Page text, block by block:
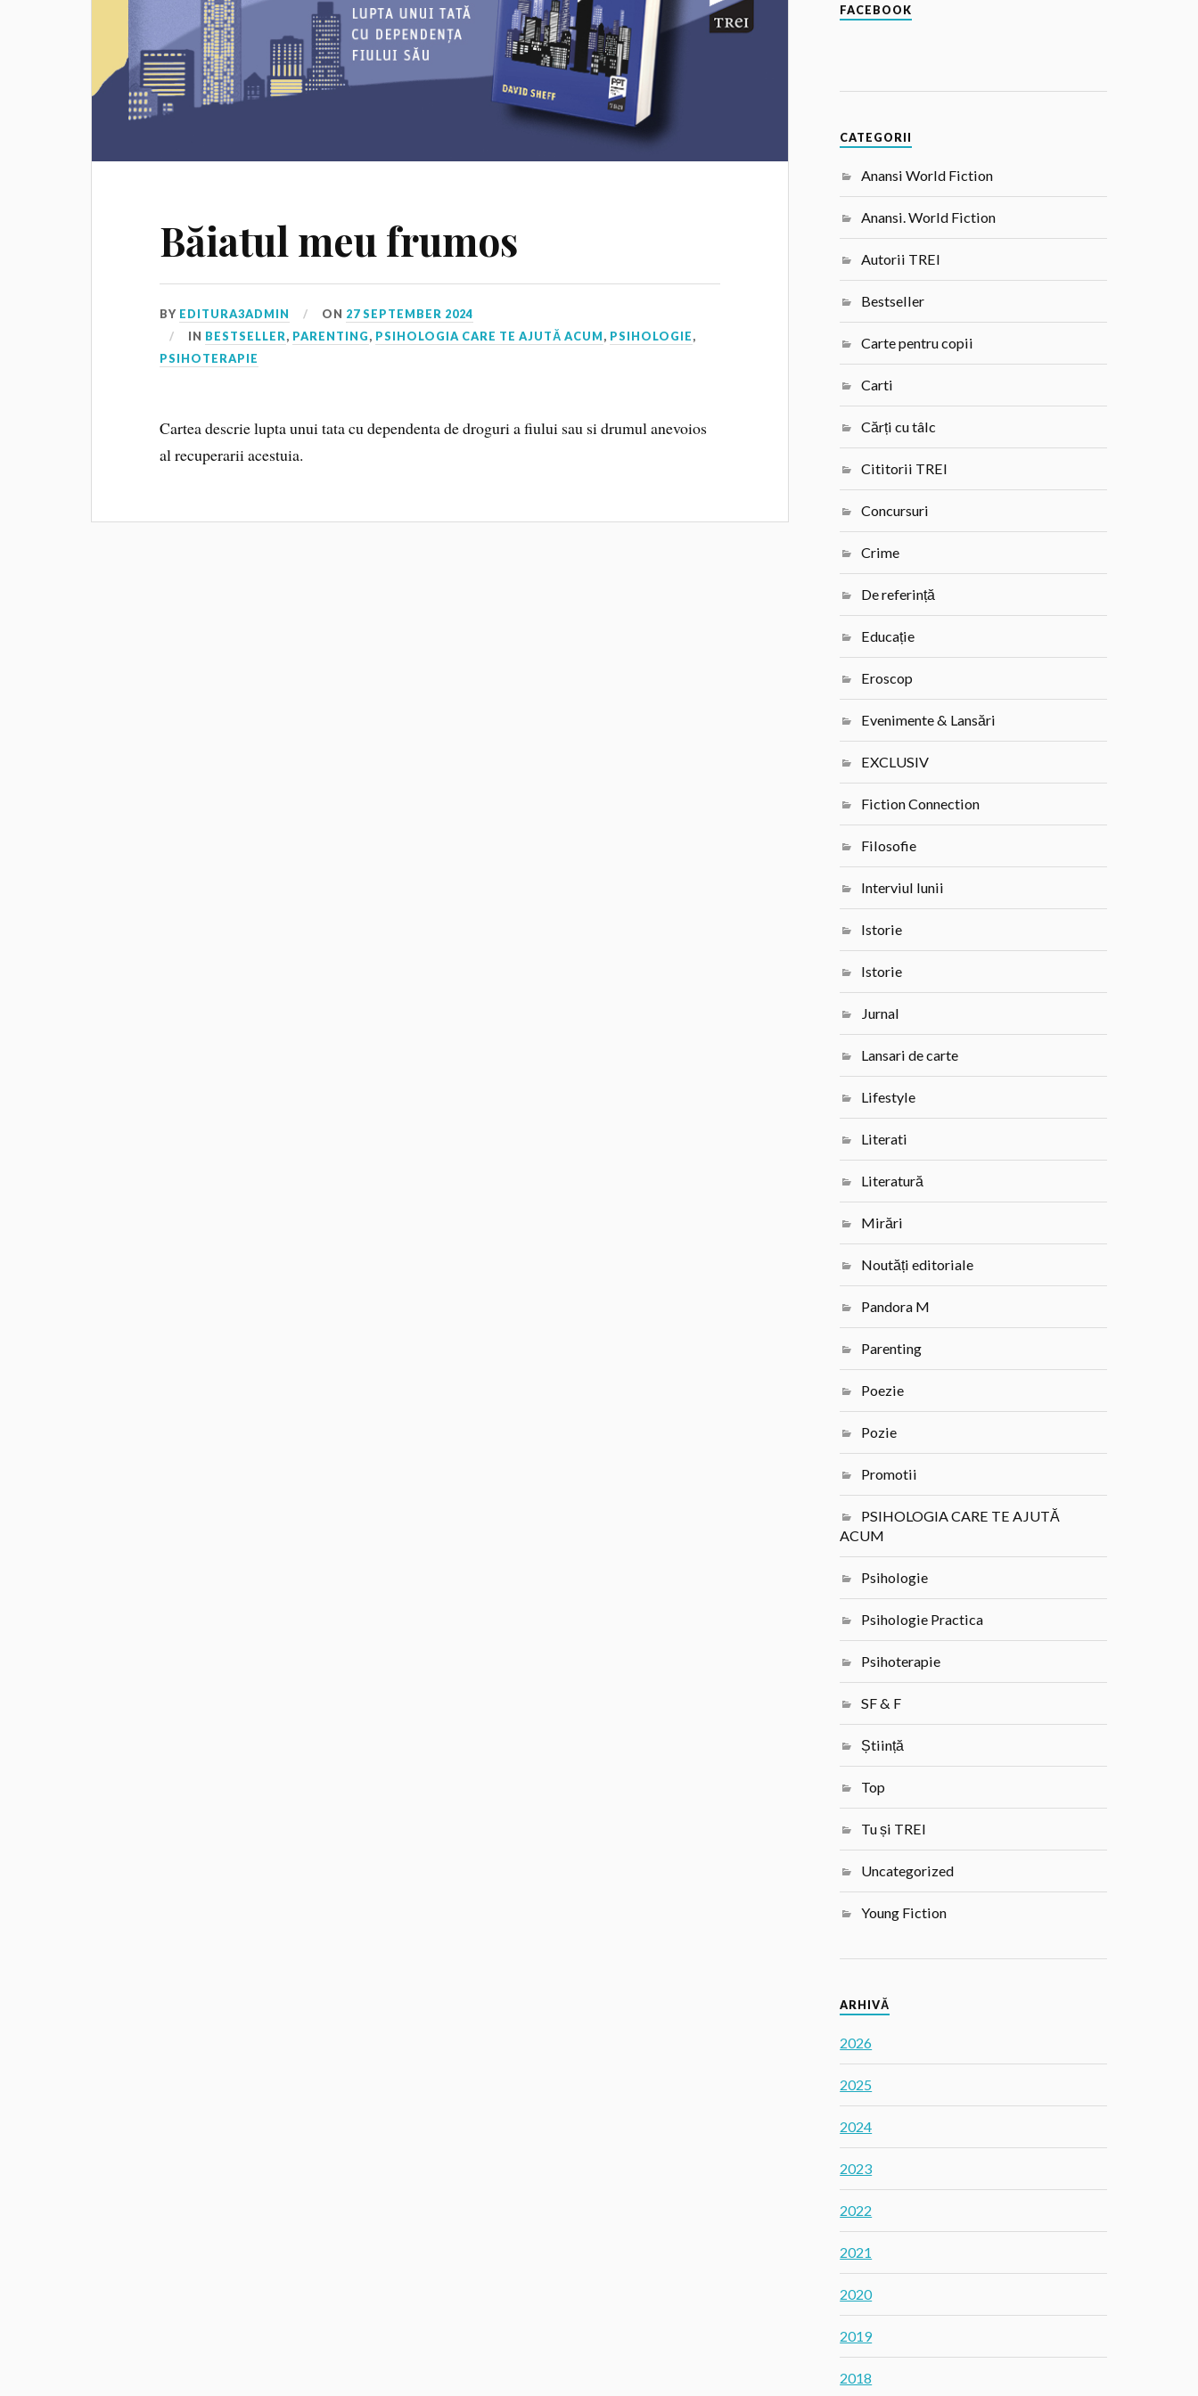
Băiatul meu frumos
BY EDITURA3ADMIN ON 27 SEPTEMBER 2024
IN BESTSELLER, PARENTING, PSIHOLOGIA CARE TE AJUTĂ ACUM, PSIHOLOGIE,
PSIHOTERAPIE
Cartea descrie lupta unui tata cu dependenta de droguri a fiului sau si drumul anevoios
al recuperarii acestuia.
FACEBOOK
CATEGORII
Anansi World Fiction
Anansi. World Fiction
Autorii TREI
Bestseller
Carte pentru copii
Carti
Cărți cu tâlc
Cititorii TREI
Concursuri
Crime
De referință
Educație
Eroscop
Evenimente & Lansări
EXCLUSIV
Fiction Connection
Filosofie
Interviul lunii
Istorie
Istorie
Jurnal
Lansari de carte
Lifestyle
Literati
Literatură
Mirări
Noutăți editoriale
Pandora M
Parenting
Poezie
Pozie
Promotii
PSIHOLOGIA CARE TE AJUTĂ
ACUM
Psihologie
Psihologie Practica
Psihoterapie
SF & F
Știință
Top
Tu și TREI
Uncategorized
Young Fiction
ARHIVĂ
2026
2025
2024
2023
2022
2021
2020
2019
2018